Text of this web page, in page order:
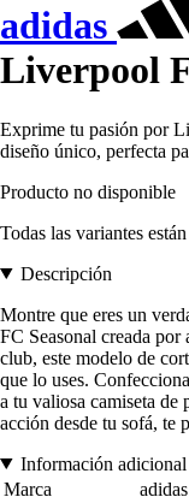
adidas
Liverpool
Exprime tu pasión por
diseño único, perfecta
Producto no disponible
Todas las variantes
Descripción
Montre que eres un
FC Seasonal creada
club, este modelo de
que lo uses.
a tu valiosa camiseta de
acción desde tu sofá, te
Información adicional
Marca
adidas